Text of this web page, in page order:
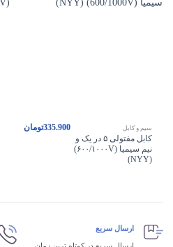
سیم و کابل
کابل مفتولی ۵ در یک و
نیم سیمیا (۶۰۰/۱۰۰۰V)
(NYY)
335.900تومان
ارسال سریع